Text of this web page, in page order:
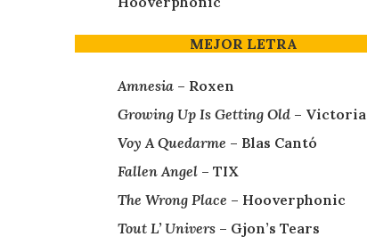
MEJOR LETRA
Amnesia – Roxen
Growing Up Is Getting Old – Victoria
Voy A Quedarme – Blas Cantó
Fallen Angel – TIX
The Wrong Place – Hooverphonic
Tout L’ Univers – Gjon’s Tears